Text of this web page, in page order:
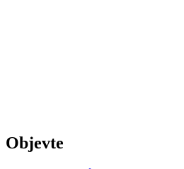
Objevte